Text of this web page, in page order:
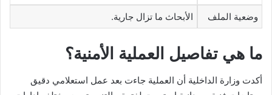
وضعية الملف الأبحاث ما تزال جارية.
ما هي تفاصيل العملية الأمنية؟
أكدت وزارة الداخلية أن العملية جاءت بعد عمل استعلامي دقيق